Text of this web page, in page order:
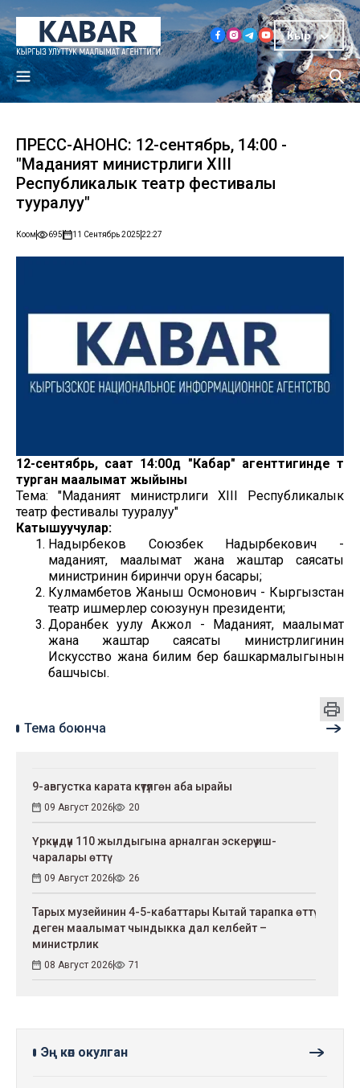
Кыр
ПРЕСС-АНОНС: 12-сентябрь, 14:00 -
"Маданият министрлиги XIII
Республикалык театр фестивалы
тууралуу"
Коом 695 11 Сентябрь 202522:27
12-сентябрь, саат 14:00дө "Кабар" агенттигинде өтө
турган маалымат жыйыны
Тема: "Маданият министрлиги XIII Республикалык
театр фестивалы тууралуу"
Катышуучулар:
Надырбеков Союзбек Надырбекович -
маданият, маалымат жана жаштар саясаты
министринин биринчи орун басары;
Кулмамбетов Жаныш Осмонович - Кыргызстан
театр ишмерлер союзунун президенти;
Доранбек уулу Акжол - Маданият, маалымат
жана жаштар саясаты министрлигинин
Искусство жана билим берүү башкармалыгынын
башчысы.
Тема боюнча
9-августка карата күтүлгөн аба ырайы
09 Август 2026 20
Үркүндүн 110 жылдыгына арналган эскерүү иш-
чаралары өттү
09 Август 2026 26
Тарых музейинин 4-5-кабаттары Кытай тарапка өттү
деген маалымат чындыкка дал келбейт –
министрлик
08 Август 2026 71
Эң көп окулган